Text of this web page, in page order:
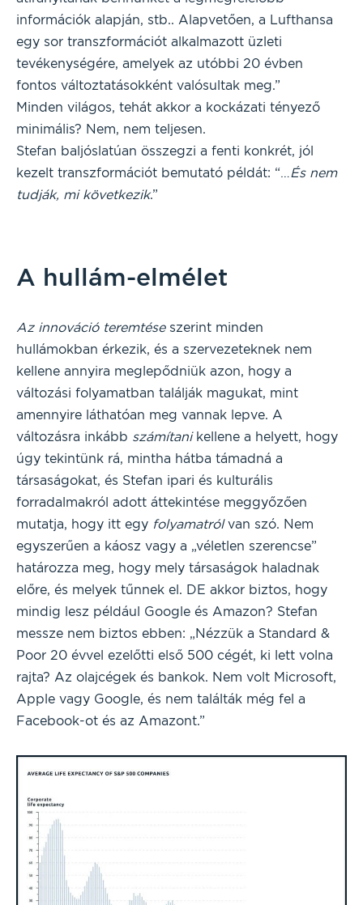
információk alapján, stb.. Alapvetően, a Lufthansa
egy sor transzformációt alkalmazott üzleti
tevékenységére, amelyek az utóbbi 20 évben
fontos változtatásokként valósultak meg.”
Minden világos, tehát akkor a kockázati tényező
minimális? Nem, nem teljesen.
Stefan baljóslatúan összegzi a fenti konkrét, jól
kezelt transzformációt bemutató példát: “… És nem
tudják, mi következik.”
A hullám-elmélet
Az innováció teremtése szerint minden
hullámokban érkezik, és a szervezeteknek nem
kellene annyira meglepődniük azon, hogy a
változási folyamatban találják magukat, mint
amennyire láthatóan meg vannak lepve. A
változásra inkább számítani kellene a helyett, hogy
úgy tekintünk rá, mintha hátba támadná a
társaságokat, és Stefan ipari és kulturális
forradalmakról adott áttekintése meggyőzően
mutatja, hogy itt egy folyamatrólvan szó. Nem
egyszerűen a káosz vagy a „véletlen szerencse”
határozza meg, hogy mely társaságok haladnak
előre, és melyek tűnnek el. DE akkor biztos, hogy
mindig lesz például Google és Amazon? Stefan
messze nem biztos ebben: „Nézzük a Standard &
Poor 20 évvel ezelőtti első 500 cégét, ki lett volna
rajta? Az olajcégek és bankok. Nem volt Microsoft,
Apple vagy Google, és nem találták még fel a
Facebook-ot és az Amazont.”